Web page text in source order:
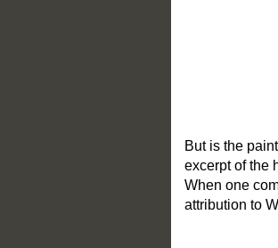
But is the
excerpt of the
When one
attribution to